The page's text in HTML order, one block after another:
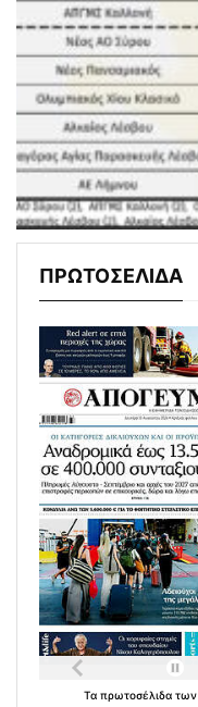
ΠΡΩΤΟΣΕΛΙΔΑ
Τα πρωτοσέλιδα των